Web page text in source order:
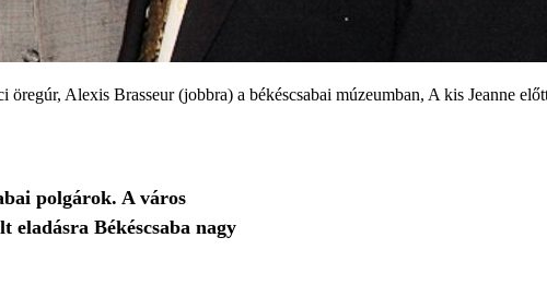
Alexis Brasseur (jobbra) a békéscsabai múzeumban, A kis Jeanne
polgárok. A város
Békéscsaba nagy